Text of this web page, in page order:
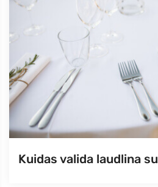
Kuidas valida laudlina